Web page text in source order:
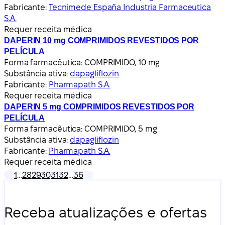
Fabricante: Tecnimede España Industria Farmaceutica
S.A.
Requer receita médica
DAPERIN 10 mg COMPRIMIDOS REVESTIDOS POR
PELÍCULA
Forma farmacêutica: COMPRIMIDO, 10 mg
Substância ativa: dapagliflozin
Fabricante: Pharmapath S.A.
Requer receita médica
DAPERIN 5 mg COMPRIMIDOS REVESTIDOS POR
PELÍCULA
Forma farmacêutica: COMPRIMIDO, 5 mg
Substância ativa: dapagliflozin
Fabricante: Pharmapath S.A.
Requer receita médica
1…2829303132…36
Receba atualizações e ofertas